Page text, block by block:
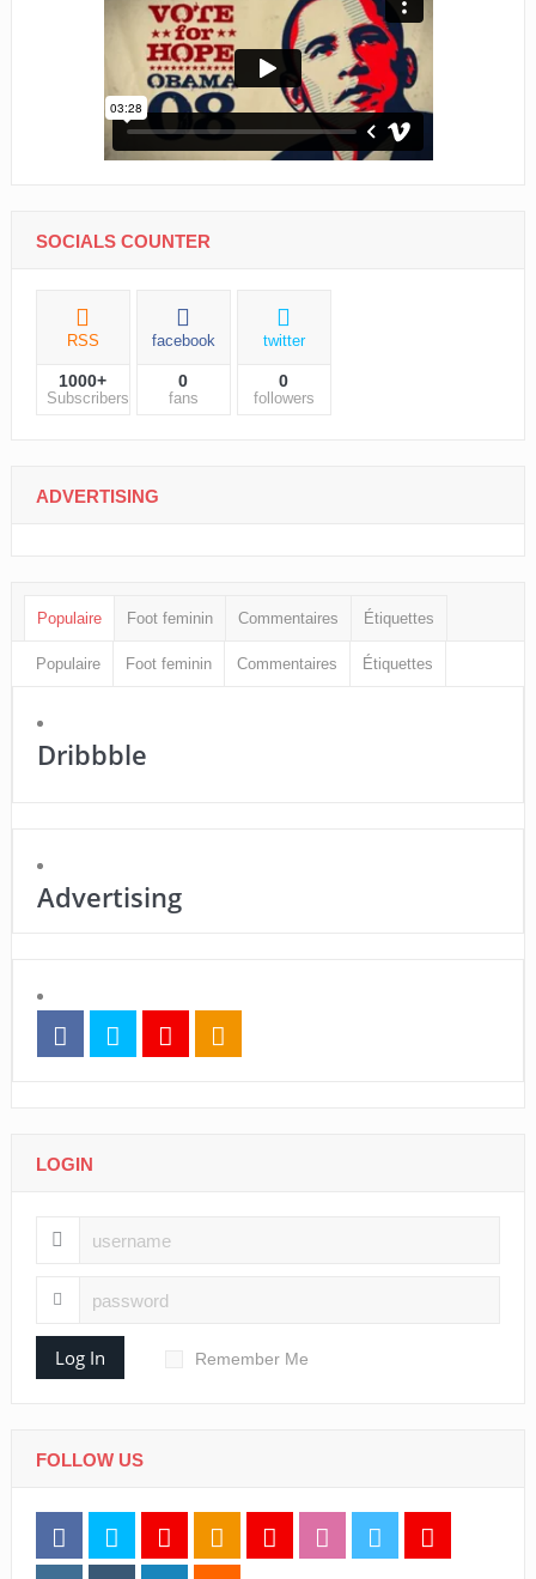
SOCIALS COUNTER
RSS
1000+
Subscribers
facebook
0
fans
twitter
0
followers
ADVERTISING
Populaire Foot feminin Commentaires Étiquettes
Populaire Foot feminin Commentaires Étiquettes
Dribbble
Advertising
LOGIN
Log In Remember Me
FOLLOW US